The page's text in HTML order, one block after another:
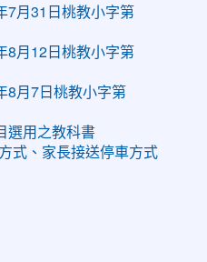
7月31日桃教小字第
8月12日桃教小字第
8月7日桃教小字第
選用之教科書
式、家長接送停車方式